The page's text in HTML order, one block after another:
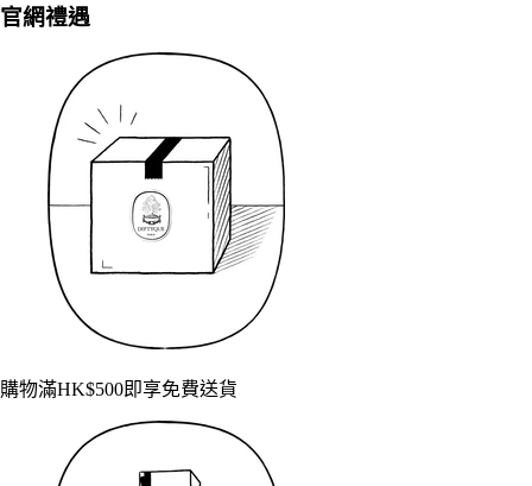
官網禮遇
購物滿HK$500即享免費送貨